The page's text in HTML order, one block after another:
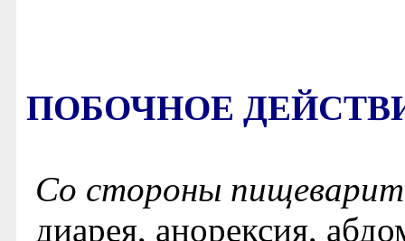
ПОБОЧНОЕ
Со стороны
диарея, анорексия,